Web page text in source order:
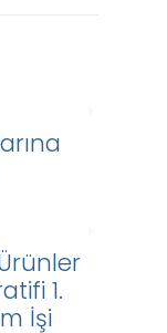
1.
İşi